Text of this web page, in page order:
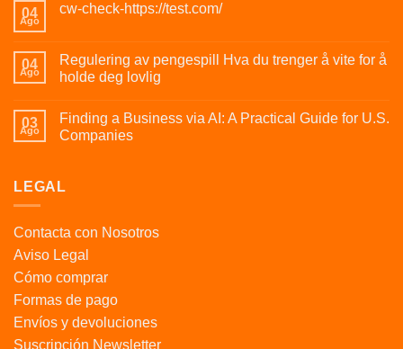
04
Ago
cw-check-https://test.com/
04
Ago
Regulering av pengespill Hva du trenger å vite for å
holde deg lovlig
03
Ago
Finding a Business via AI: A Practical Guide for U.S.
Companies
LEGAL
Contacta con Nosotros
Aviso Legal
Cómo comprar
Formas de pago
Envíos y devoluciones
Suscripción Newsletter